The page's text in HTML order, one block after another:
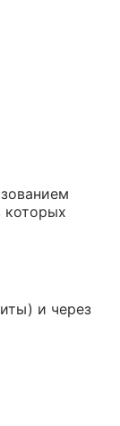
которых
и через